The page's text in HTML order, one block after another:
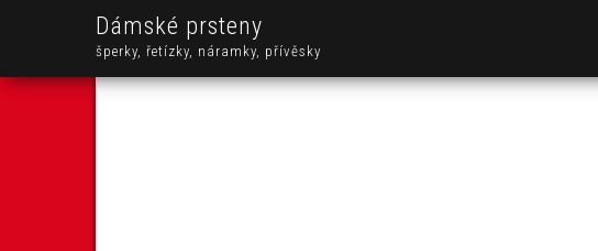
Dámské prsteny
šperky, řetízky, náramky, přívěsky